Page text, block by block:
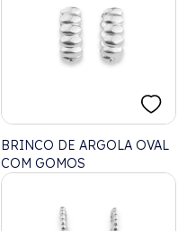
BRINCO DE ARGOLA OVAL
COM GOMOS